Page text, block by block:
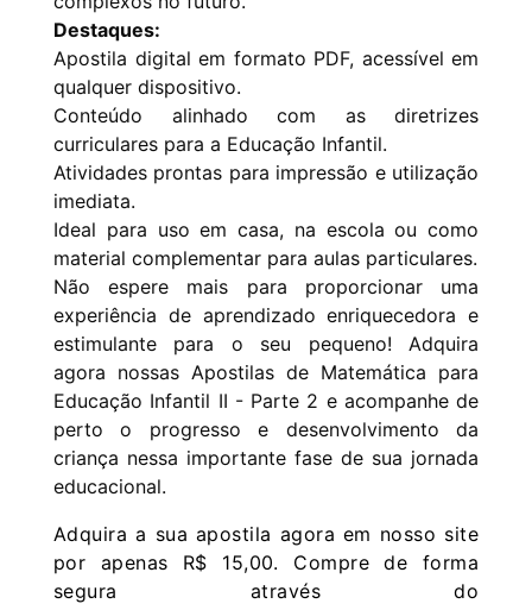
Destaques:
Apostila digital em formato PDF, acessível em
qualquer dispositivo.
Conteúdo alinhado com as diretrizes
curriculares para a Educação Infantil.
Atividades prontas para impressão e utilização
imediata.
Ideal para uso em casa, na escola ou como
material complementar para aulas particulares.
Não espere mais para proporcionar uma
experiência de aprendizado enriquecedora e
estimulante para o seu pequeno! Adquira
agora nossas Apostilas de Matemática para
Educação Infantil II - Parte 2 e acompanhe de
perto o progresso e desenvolvimento da
criança nessa importante fase de sua jornada
educacional.
Adquira a sua apostila agora em nosso site
por apenas R$ 15,00. Compre de forma
segura através do